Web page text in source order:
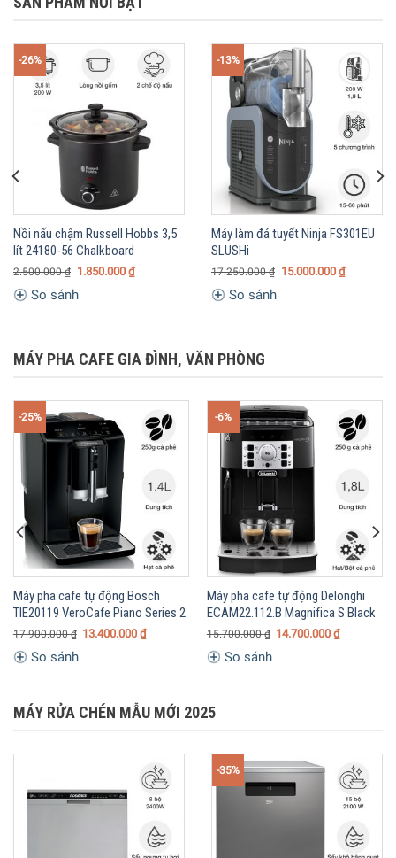
SẢN PHẨM NỔI BẬT
-26%
Nồi nấu chậm Russell Hobbs 3,5
lít 24180-56 Chalkboard
2.500.000₫ 1.850.000 ₫
So sánh
-13%
Máy làm đá tuyết Ninja FS301EU
SLUSHi
17.250.000₫ 15.000.000 ₫
So sánh
MÁY PHA CAFE GIA ĐÌNH, VĂN PHÒNG
-25%
Máy pha cafe tự động Bosch
TIE20119 VeroCafe Piano Series 2
17.900.000₫ 13.400.000₫
So sánh
-6%
Máy pha cafe tự động Delonghi
ECAM22.112.B Magnifica S Black
15.700.000₫ 14.700.000₫
So sánh
MÁY RỬA CHÉN MẪU MỚI 2025
-35%